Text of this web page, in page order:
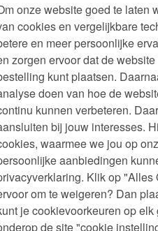
onze website goed te laten
cookies en vergelijkbare
en meer persoonlijke
zorgen ervoor dat de
kunt plaatsen.
doen van hoe de
kunnen verbeteren.
bij jouw interesses.
waarmee we jou op
aanbiedingen
Klik op
om te weigeren? Dan
je cookievoorkeuren op
de site "cookie
€9,95
4 Smooth Touch
Navulmesjes
Bamboovement
€